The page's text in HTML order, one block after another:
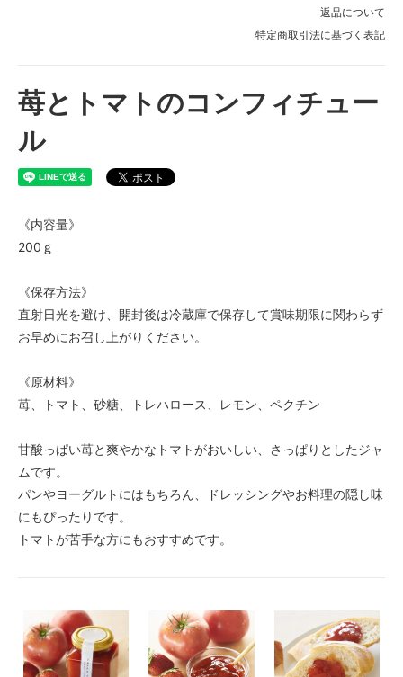
返品について
特定商取引法に基づく表記
苺とトマトのコンフィチュー
ル
《内容量》
200ｇ
《保存方法》
直射日光を避け、開封後は冷蔵庫で保存して賞味期限に関わらず
お早めにお召し上がりください。
《原材料》
苺、トマト、砂糖、トレハロース、レモン、ペクチン
甘酸っぱい苺と爽やかなトマトがおいしい、さっぱりとしたジャ
ムです。
パンやヨーグルトにはもちろん、ドレッシングやお料理の隠し味
にもぴったりです。
トマトが苦手な方にもおすすめです。